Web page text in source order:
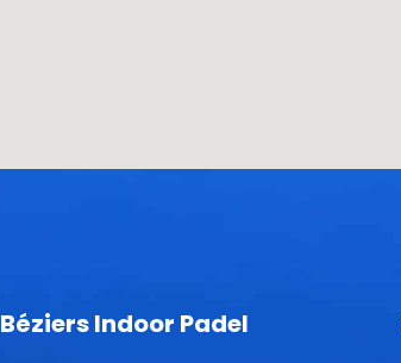
Béziers Indoor Padel